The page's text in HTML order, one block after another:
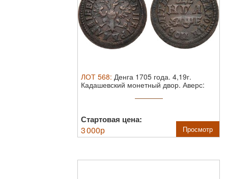
ЛОТ 568: Денга 1705 года. 4,19г.
Кадашевский монетный двор. Аверс:
Стартовая цена:
3 000р Просмотр